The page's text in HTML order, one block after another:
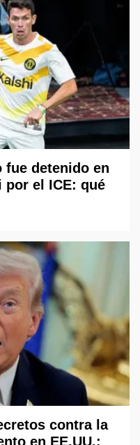
detenido en
por el ICE: qué
contra la
en EE.UU.: